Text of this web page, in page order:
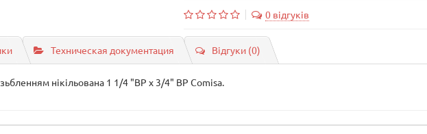
0 відгуків
Техническая документация Відгуки (0)
нікільована 1 1/4 "ВР x 3/4" ВР Comisa.